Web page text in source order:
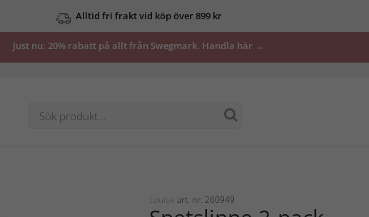
Alltid fri frakt vid köp över 899 kr
Just nu: 20% rabatt på allt från Swegmark. Handla här →
Louise art. nr: 260949